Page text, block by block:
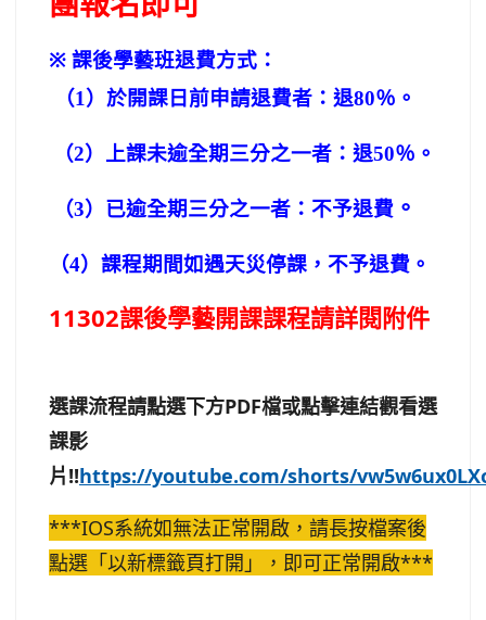
※ 課後學藝班退費方式：
（1 ）於開課日前申請退費者：退80％。
（2）上課未逾全期三分之一者：退50％。
（3）已逾全期三分之一者：不予退費 。
（4）課程期間如遇天災停課，不予退費。
11302課後學藝開課課程請詳閱附件
選課流程請點選下方PDF檔或點擊連結觀看選
課影
片!!https://youtube.com/shorts/
***IOS系統如無法正常開啟，請長按檔案後
點選「以新標籤頁打開」，即可正常開啟***